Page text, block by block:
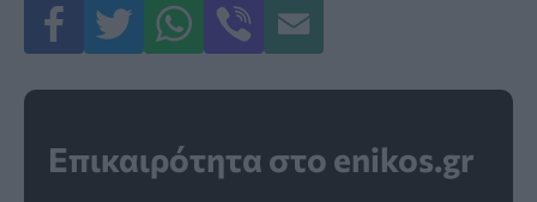
Επικαιρότητα στο enikos.gr